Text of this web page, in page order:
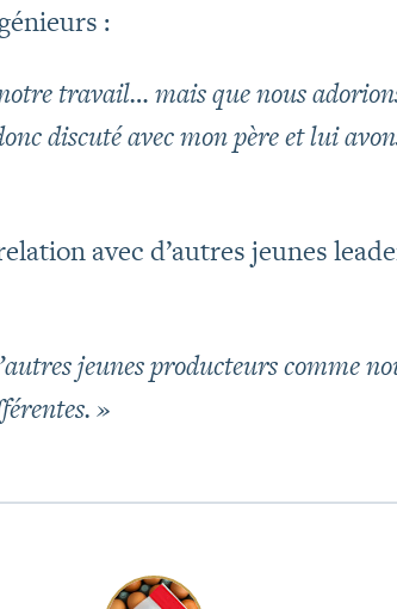
:
travail… mais que nous
discuté avec mon père et lui
avec d’autres jeunes
jeunes producteurs comme
»